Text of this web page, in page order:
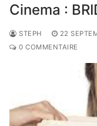
Cinema :
STEPH 22
0 COMMENTAIRE